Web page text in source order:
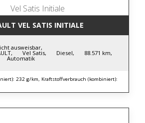
VEL SATIS INITIALE
ausweisbar,
Vel Satis, Diesel, 88.571 km,
Automatik
232 g/km, Kraftstoffverbrauch (kombiniert):